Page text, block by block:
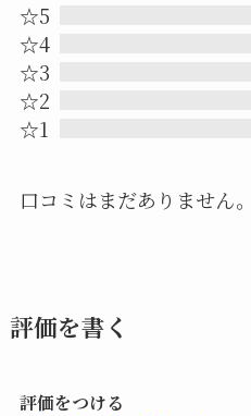
☆5
☆4
☆3
☆2
☆1
口コミはまだありません。
評価を書く
評価をつける